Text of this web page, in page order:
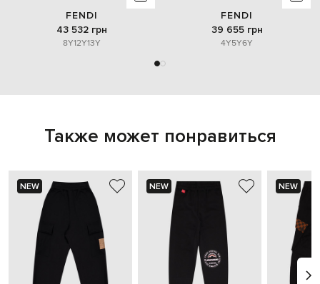
FENDI
43 532 грн
8Y12Y13Y
FENDI
39 655 грн
4Y5Y6Y
Также может понравиться
NEW NEW NEW